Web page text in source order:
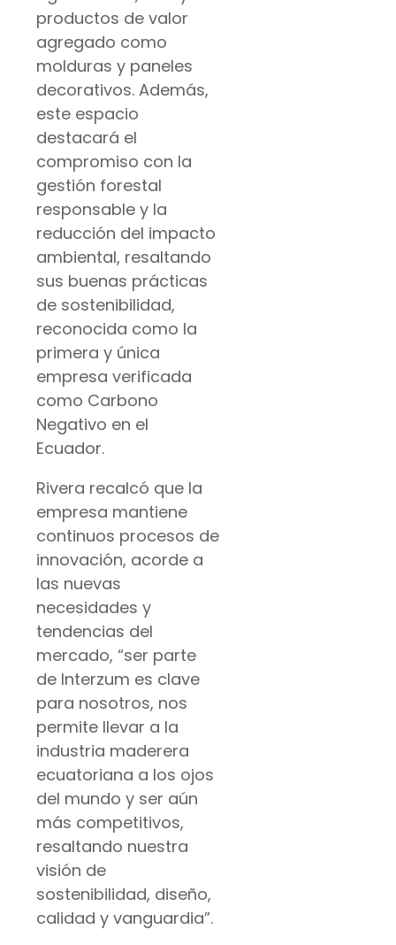
productos de valor
agregado como
molduras y paneles
decorativos. Además,
este espacio
destacará el
compromiso con la
gestión forestal
responsable y la
reducción del impacto
ambiental, resaltando
sus buenas prácticas
de sostenibilidad,
reconocida como la
primera y única
empresa verificada
como Carbono
Negativo en el
Ecuador.
Rivera recalcó que la
empresa mantiene
continuos procesos de
innovación, acorde a
las nuevas
necesidades y
tendencias del
mercado, “ser parte
de Interzum es clave
para nosotros, nos
permite llevar a la
industria maderera
ecuatoriana a los ojos
del mundo y ser aún
más competitivos,
resaltando nuestra
visión de
sostenibilidad, diseño,
calidad y vanguardia”.